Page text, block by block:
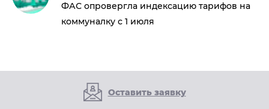
ФАС опровергла индексацию тарифов на
коммуналку с 1 июля
Оставить заявку